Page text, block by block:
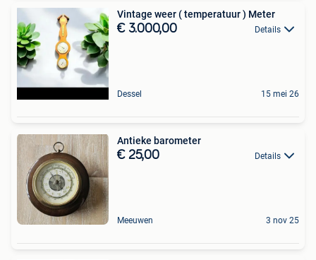
Vintage weer ( temperatuur ) Meter
€ 3.000,00 Details
Dessel 15 mei 26
Antieke barometer
€ 25,00 Details
Meeuwen 3 nov 25